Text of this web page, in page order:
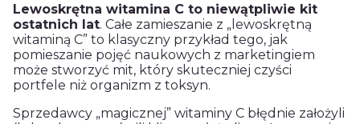
Lewoskrętna witamina C to niewątpliwie kit
ostatnich lat. Całe zamieszanie z „lewoskrętną
witaminą C” to klasyczny przykład tego, jak
pomieszanie pojęć naukowych z marketingiem
może stworzyć mit, który skuteczniej czyści
portfele niż organizm z toksyn.
Sprzedawcy „magicznej” witaminy C błędnie założyli